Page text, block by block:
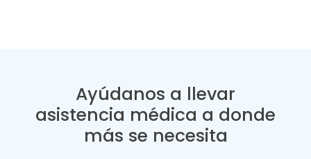
Ayúdanos a llevar
asistencia médica a donde
más se necesita